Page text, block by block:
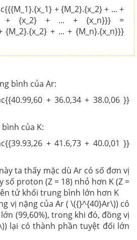
+ {M_2}.{x_2} + ... +
+ {x_2} + ... + {x_n}}} =
{M_2}.{x_2} + ... + {M_n}.{x_n}}}
bình của Ar:
+ 36.0,34 + 38.0,06 }}
của K:
+ 41.6,73 + 40.0,01 }}
ta thấy mặc dù Ar có số đơn vị
số proton (Z = 18) nhỏ hơn K (Z =
tử khối trung bình lớn hơn K
vị nặng của Ar ( \({}^{40}Ar\)) có
(99,60%), trong khi đó, đồng vị
lại có thành phần tuyệt đối lớn